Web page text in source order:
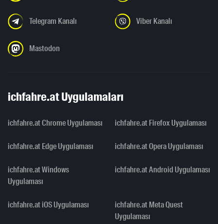
Telegram Kanalı Viber Kanalı
Mastodon
ichfahre.at Uygulamaları
ichfahre.at Chrome Uygulaması ichfahre.at Firefox Uygulaması
ichfahre.at Edge Uygulaması ichfahre.at Opera Uygulaması
ichfahre.at Windows
Uygulaması
ichfahre.at Android Uygulaması
ichfahre.at iOS Uygulaması
ichfahre.at Meta Quest
Uygulaması